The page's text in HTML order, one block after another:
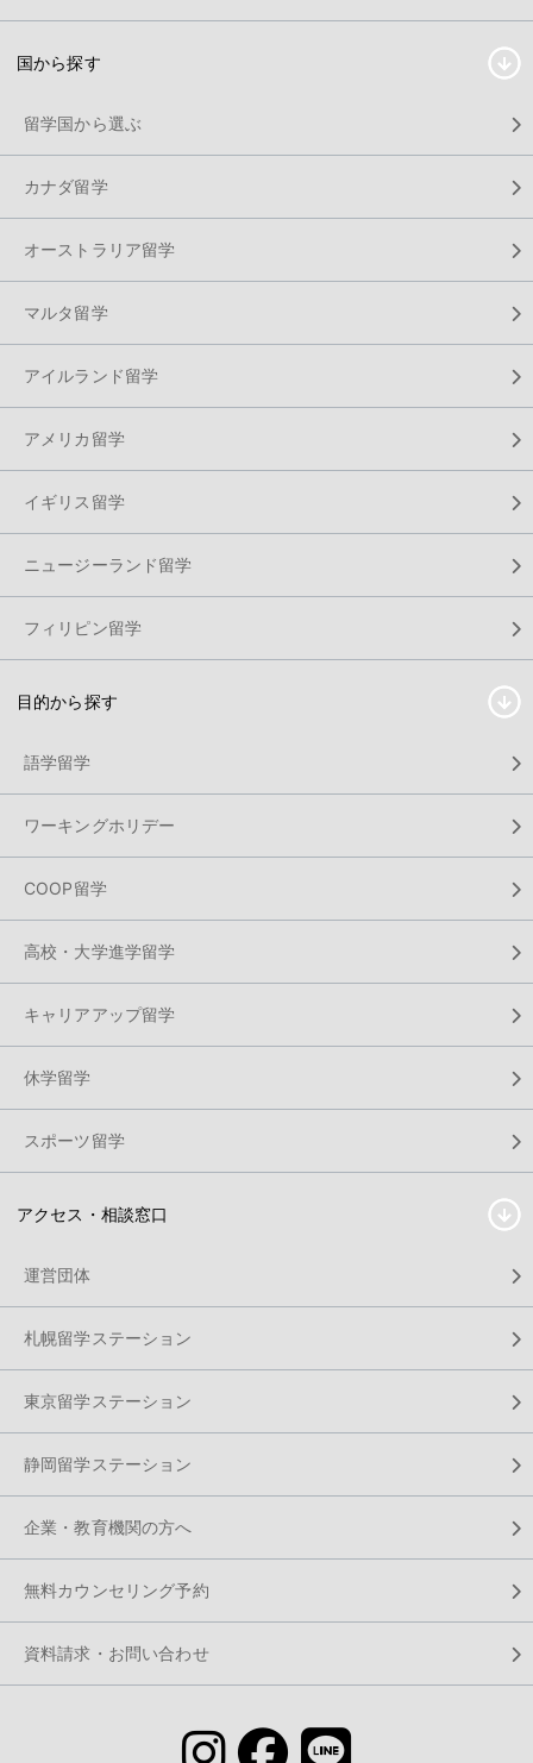
国から探す
留学国から選ぶ
カナダ留学
オーストラリア留学
マルタ留学
アイルランド留学
アメリカ留学
イギリス留学
ニュージーランド留学
フィリピン留学
目的から探す
語学留学
ワーキングホリデー
COOP留学
高校・大学進学留学
キャリアアップ留学
休学留学
スポーツ留学
アクセス・相談窓口
運営団体
札幌留学ステーション
東京留学ステーション
静岡留学ステーション
企業・教育機関の方へ
無料カウンセリング予約
資料請求・お問い合わせ